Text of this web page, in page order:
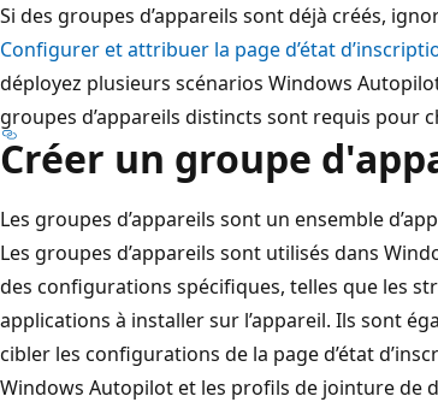
Si des groupes d’appareils sont déjà créés,
Configurer et attribuer la page d’état
déployez plusieurs scénarios Windows
groupes d’appareils distincts sont requis pour
Créer un groupe
Les groupes d’appareils sont un ensemble
Les groupes d’appareils sont utilisés dans
des configurations spécifiques, telles que les
applications à installer sur l’appareil. Ils sont
cibler les configurations de la page d’état
Windows Autopilot et les profils de jointure de